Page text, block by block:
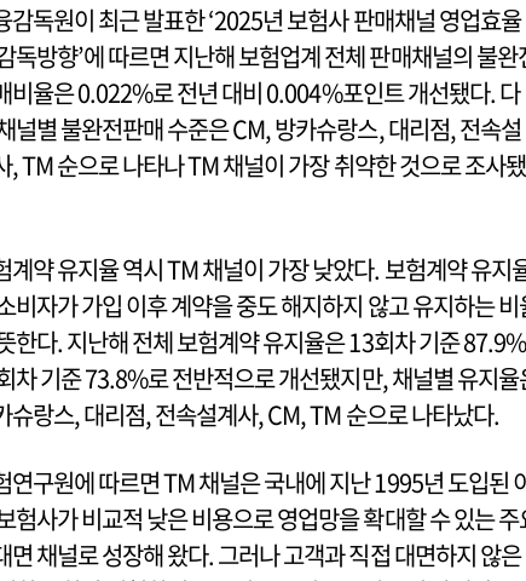
감독원이 최근 발표한 ‘2025년 보험사 판매채널 영업효율
독방향’에 따르면 지난해 보험업계 전체 판매채널의 불완
비율은 0.022%로 전년 대비 0.004%포인트 개선됐다. 다
널별 불완전판매 수준은 CM, 방카슈랑스, 대리점, 전속설
, TM 순으로 나타나 TM 채널이 가장 취약한 것으로 조사됐
계약 유지율 역시 TM 채널이 가장 낮았다. 보험계약 유지
비자가 가입 이후 계약을 중도 해지하지 않고 유지하는 비
한다. 지난해 전체 보험계약 유지율은 13회차 기준
차 기준 73.8%로 전반적으로 개선됐지만, 채널별 유지율
슈랑스, 대리점, 전속설계사, CM, TM 순으로 나타났다.
연구원에 따르면 TM 채널은 국내에 지난 1995년 도입된
험사가 비교적 낮은 비용으로 영업망을 확대할 수 있는 주
면 채널로 성장해 왔다. 그러나 고객과 직접 대면하지 않은